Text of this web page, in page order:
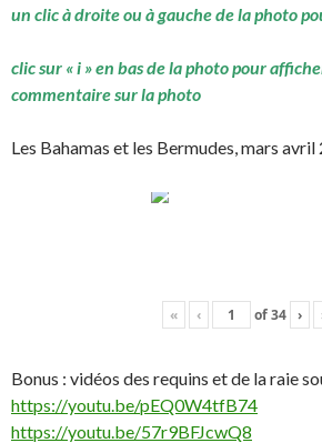
un clic à droite ou à gauche de la photo
clic sur « i » en bas de la photo pour
commentaire sur la photo
Les Bahamas et les Bermudes, mars avril
« ‹ of34 ›
Bonus : vidéos des requins et de la raie
https://youtu.be/pEQ0W4tfB74
https://youtu.be/57r9BFJcwQ8